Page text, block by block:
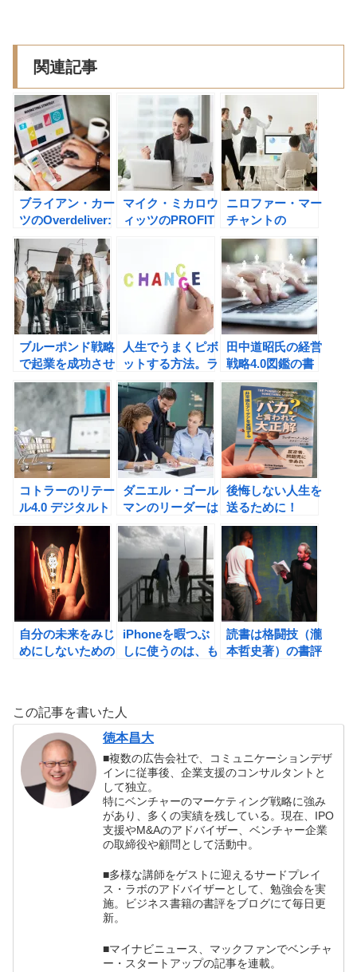
関連記事
ブライアン・カー
ツのOverdeliver:
ダイレクトレスポ
ンスの成功原則の
書評
マイク・ミカロウ
ィッツのPROFIT
が減り、キャッシ
ュリッチな会社に
変わるの書評
ニロファー・マー
チャントの
ONLYNESS~組
織も肩書もいらな
い人生をつくるの
書評
ブルーポンド戦略
で起業を成功させ
る方法。三戸政和
氏の営業はいらな
人生でうまくピボ
ットする方法。ラ
ンディ・ザッカー
バーグのピックス
リー: 完璧なアン
バランスのすすめ
の書評
田中道昭氏の経営
戦略4.0図鑑の書
評
コトラーのリテー
ル4.0 デジタルト
ランスフォーメー
ション時代の10
の法則の書評
ダニエル・ゴール
マンのリーダーは
集中力を操るの書
評
後悔しない人生を
送るために！
「バカ？」と言わ
れて大正解 ──非
常識なアイデアを
実現する（リッチ
ー・ノートン著）
の書評
自分の未来をみじ
めにしないための
iPhoneを暇つぶ
しに使うのは、も
読書は格闘技（瀧
本哲史著）の書評
この記事を書いた人
徳本昌大
■複数の広告会社で、コミュニケーションデザ
インに従事後、企業支援のコンサルタントと
して独立。
特にベンチャーのマーケティング戦略に強み
があり、多くの実績を残している。現在、IPO
支援やM&Aのアドバイザー、ベンチャー企業
の取締役や顧問として活動中。
■多様な講師をゲストに迎えるサードプレイ
ス・ラボのアドバイザーとして、勉強会を実
施。ビジネス書籍の書評をブログにて毎日更
新。
■マイナビニュース、マックファンでベンチャ
ー・スタートアップの記事を連載。